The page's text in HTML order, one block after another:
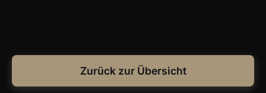
Zurück zur Übersicht